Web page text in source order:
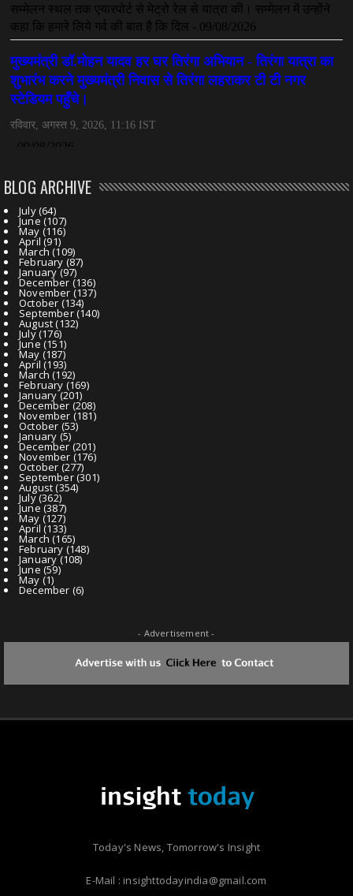
July 07, 2026
BLOG ARCHIVE
July(64)
June(107)
May (116)
April (91)
March (109)
February (87)
January(97)
December (136)
November (137)
October (134)
September(140)
August(132)
July(176)
June(151)
May (187)
April (193)
March (192)
February (169)
January(201)
December (208)
November (181)
October (53)
January (5)
December(201)
November (176)
October (277)
September(301)
August(354)
July(362)
June(387)
May (127)
April (133)
March (165)
February (148)
January(108)
June (59)
May (1)
December (6)
- Advertisement -
Today's News, Tomorrow's Insight
E-Mail : insighttodayindia@gmail.com